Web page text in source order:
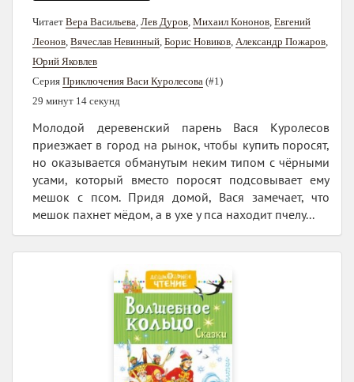
Читает Вера Васильева, Лев Дуров, Михаил Кононов, Евгений
Леонов, Вячеслав Невинный, Борис Новиков, Александр Пожаров,
Юрий Яковлев
Серия Приключения Васи Куролесова (#1)
29 минут 14 секунд
Молодой деревенский парень Вася Куролесов
приезжает в город на рынок, чтобы купить поросят,
но оказывается обманутым неким типом с чёрными
усами, который вместо поросят подсовывает ему
мешок с псом. Придя домой, Вася замечает, что
мешок пахнет мёдом, а в ухе у пса находит пчелу...